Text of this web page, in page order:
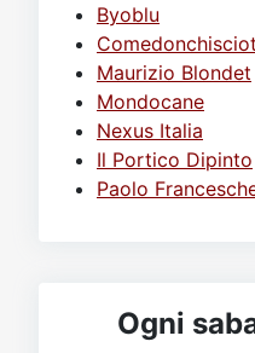
Byoblu
Maurizio Blondet
Mondocane
Nexus Italia
Il Portico Dipinto
Paolo
Ogni